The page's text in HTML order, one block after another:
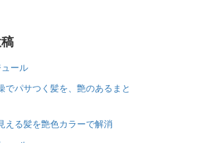
ール
でパサつく髪を、艶のあるまと
える髪を艶色カラーで解消